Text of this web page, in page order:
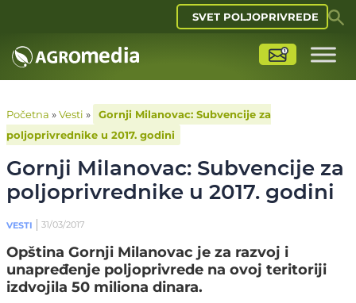
SVET POLJOPRIVREDE
Početna »Vesti »
Gornji Milanovac: Subvencije za
poljoprivrednike u 2017. godini
Gornji Milanovac: Subvencije za
poljoprivrednike u 2017. godini
VESTI 31/03/2017
Opština Gornji Milanovac je za razvoj i
unapređenje poljoprivrede na ovoj teritoriji
izdvojila 50 miliona dinara.